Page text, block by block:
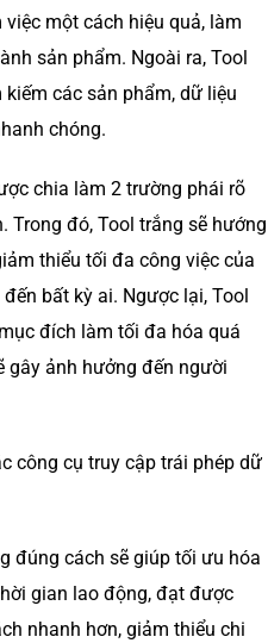
một cách hiệu quả, làm
sản phẩm. Ngoài ra, Tool
các sản phẩm, dữ liệu
chóng.
chia làm 2 trường phái rõ
Trong đó, Tool trắng sẽ hướng
thiểu tối đa công việc của
bất kỳ ai. Ngược lại, Tool
đích làm tối đa hóa quá
gây ảnh hưởng đến người
công cụ truy cập trái phép dữ
đúng cách sẽ giúp tối ưu hóa
gian lao động, đạt được
nhanh hơn, giảm thiểu chi